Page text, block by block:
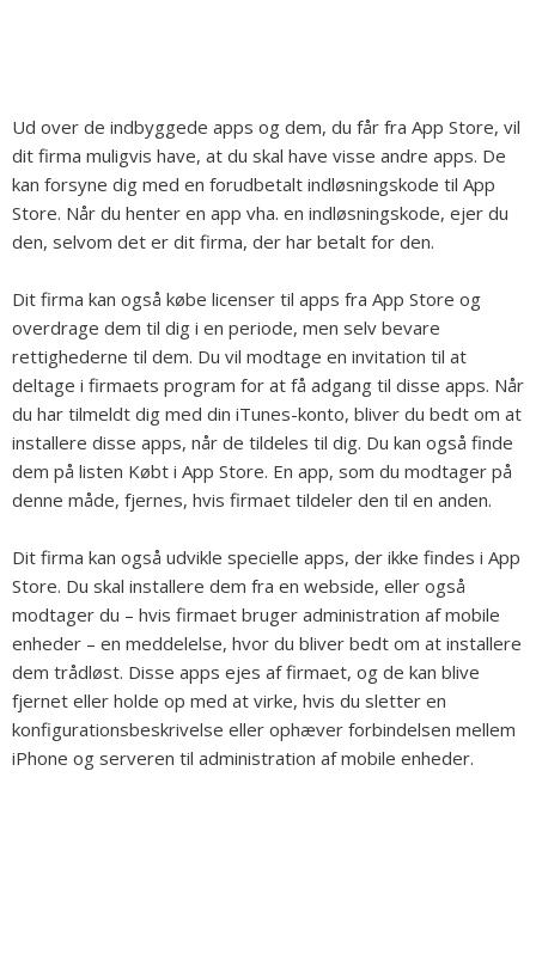
Ud over de indbyggede apps og dem, du får fra App Store, vil
dit firma muligvis have, at du skal have visse andre apps. De
kan forsyne dig med en forudbetalt indløsningskode til App
Store. Når du henter en app vha. en indløsningskode, ejer du
den, selvom det er dit firma, der har betalt for den.
Dit firma kan også købe licenser til apps fra App Store og
overdrage dem til dig i en periode, men selv bevare
rettighederne til dem. Du vil modtage en invitation til at
deltage i firmaets program for at få adgang til disse apps. Når
du har tilmeldt dig med din iTunes-konto, bliver du bedt om at
installere disse apps, når de tildeles til dig. Du kan også finde
dem på listen Købt i App Store. En app, som du modtager på
denne måde, fjernes, hvis firmaet tildeler den til en anden.
Dit firma kan også udvikle specielle apps, der ikke findes i App
Store. Du skal installere dem fra en webside, eller også
modtager du – hvis firmaet bruger administration af mobile
enheder – en meddelelse, hvor du bliver bedt om at installere
dem trådløst. Disse apps ejes af firmaet, og de kan blive
fjernet eller holde op med at virke, hvis du sletter en
konfigurationsbeskrivelse eller ophæver forbindelsen mellem
iPhone og serveren til administration af mobile enheder.